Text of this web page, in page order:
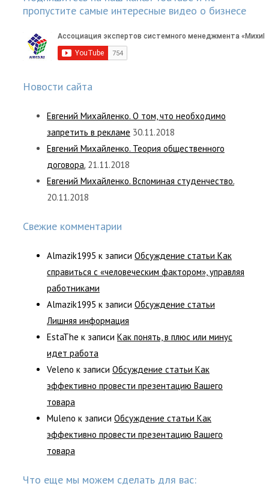
пропустите самые интересные видео о бизнесе
Новости сайта
Евгений Михайленко. О том, что необходимо
запретить в рекламе 30.11.2018
Евгений Михайленко. Теория общественного
договора. 21.11.2018
Евгений Михайленко. Вспоминая студенчество.
20.11.2018
Свежие комментарии
Almazik1995 к записи Обсуждение статьи Как
справиться с «человеческим фактором», управляя
работниками
Almazik1995 к записи Обсуждение статьи
Лишняя информация
EstaThe к записи Как понять, в плюс или минус
идет работа
Veleno к записи Обсуждение статьи Как
эффективно провести презентацию Вашего
товара
Muleno к записи Обсуждение статьи Как
эффективно провести презентацию Вашего
товара
Что еще мы можем сделать для вас: